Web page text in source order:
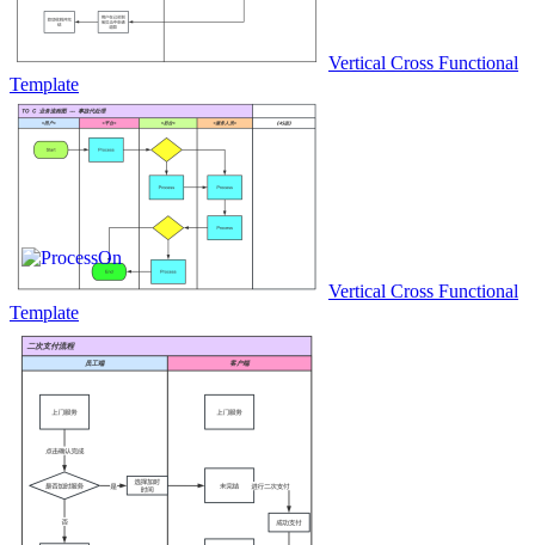
Vertical Cross Functional
Template
Vertical Cross Functional
Template